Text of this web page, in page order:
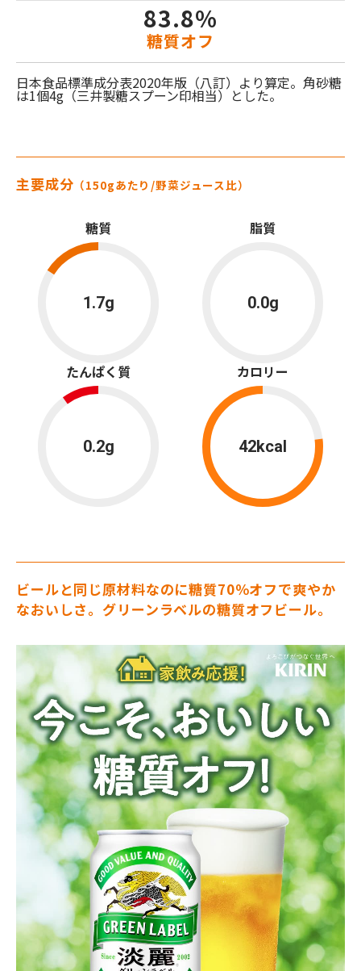
83.8%
糖質オフ
日本食品標準成分表2020年版（八訂）より算定。角砂糖
は1個4g（三井製糖スプーン印相当）とした。
主要成分 （150gあたり/野菜ジュース 比）
1.7g
糖質
0.0g
脂質
0.2g
たんぱく質
42kcal
カロリー
ビールと同じ原材料なのに糖質70％オフで爽やか
なおいしさ。グリーンラベルの糖質オフビール。